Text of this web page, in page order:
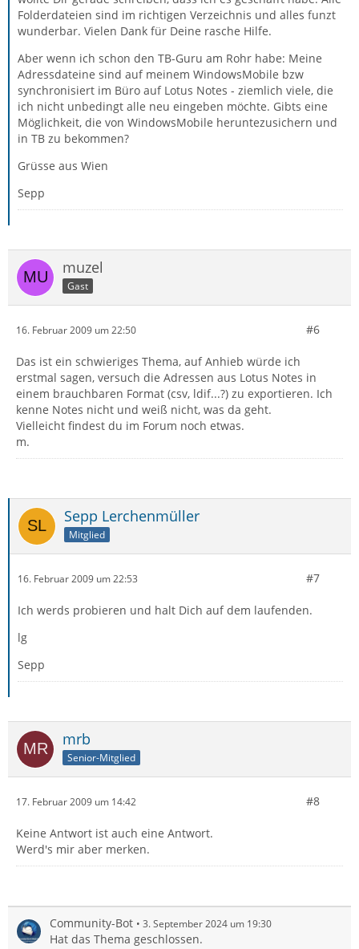
Folderdateien sind im richtigen Verzeichnis und alles funzt
wunderbar. Vielen Dank für Deine rasche Hilfe.
Aber wenn ich schon den TB-Guru am Rohr habe: Meine
Adressdateine sind auf meinem WindowsMobile bzw
synchronisiert im Büro auf Lotus Notes - ziemlich viele, die
ich nicht unbedingt alle neu eingeben möchte. Gibts eine
Möglichkeit, die von WindowsMobile heruntezusichern und
in TB zu bekommen?
Grüsse aus Wien
Sepp
muzel
Gast
16. Februar 2009 um 22:50 #6
Das ist ein schwieriges Thema, auf Anhieb würde ich
erstmal sagen, versuch die Adressen aus Lotus Notes in
einem brauchbaren Format (csv, ldif...?) zu exportieren. Ich
kenne Notes nicht und weiß nicht, was da geht.
Vielleicht findest du im Forum noch etwas.
m.
Sepp Lerchenmüller
Mitglied
16. Februar 2009 um 22:53 #7
Ich werds probieren und halt Dich auf dem laufenden.
lg
Sepp
mrb
Senior-Mitglied
17. Februar 2009 um 14:42 #8
Keine Antwort ist auch eine Antwort.
Werd's mir aber merken.
Community-Bot 3. September 2024 um 19:30
Hat das Thema geschlossen.